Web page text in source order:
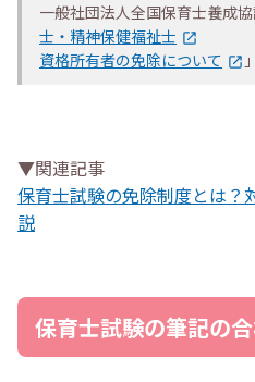
一般社団法人全国保育士養成
士・精神保健福祉士
資格所有者の免除について
▼関連記事
保育士試験の免除制度とは？
説
保育士試験の筆記の合